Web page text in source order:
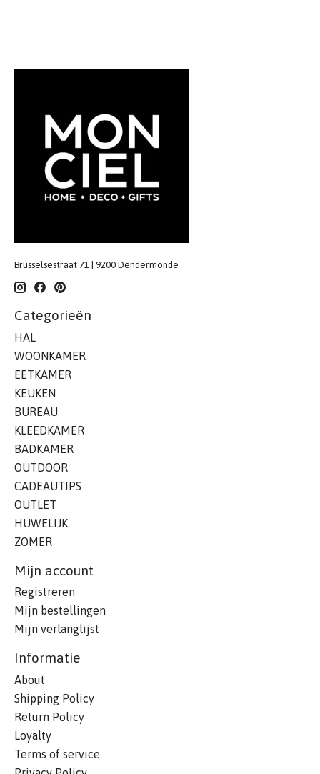
Brusselsestraat 71 | 9200 Dendermonde
Categorieën
HAL
WOONKAMER
EETKAMER
KEUKEN
BUREAU
KLEEDKAMER
BADKAMER
OUTDOOR
CADEAUTIPS
OUTLET
HUWELIJK
ZOMER
Mijn account
Registreren
Mijn bestellingen
Mijn verlanglijst
Informatie
About
Shipping Policy
Return Policy
Loyalty
Terms of service